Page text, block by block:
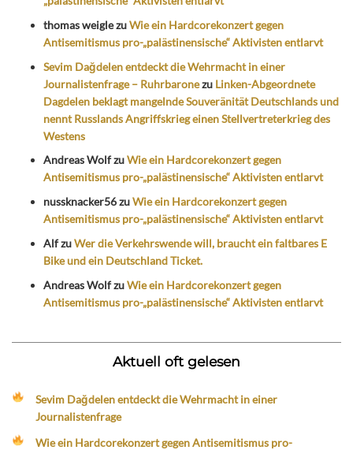
thomas weiglezuWie ein Hardcorekonzert gegen
Antisemitismus pro-„palästinensische“ Aktivisten entlarvt
Sevim Dağdelen entdeckt die Wehrmacht in einer
Journalistenfrage – Ruhrbaronezu Linken-Abgeordnete
Dagdelen beklagt mangelnde Souveränität Deutschlands und
nennt Russlands Angriffskrieg einen Stellvertreterkrieg des
Westens
Andreas WolfzuWie ein Hardcorekonzert gegen
Antisemitismus pro-„palästinensische“ Aktivisten entlarvt
nussknacker56zuWie ein Hardcorekonzert gegen
Antisemitismus pro-„palästinensische“ Aktivisten entlarvt
AlfzuWer die Verkehrswende will, braucht ein faltbares E
Bike und ein Deutschland Ticket.
Andreas WolfzuWie ein Hardcorekonzert gegen
Antisemitismus pro-„palästinensische“ Aktivisten entlarvt
Aktuell oft gelesen
Sevim Dağdelen entdeckt die Wehrmacht in einer
Journalistenfrage
Wie ein Hardcorekonzert gegen Antisemitismus pro-